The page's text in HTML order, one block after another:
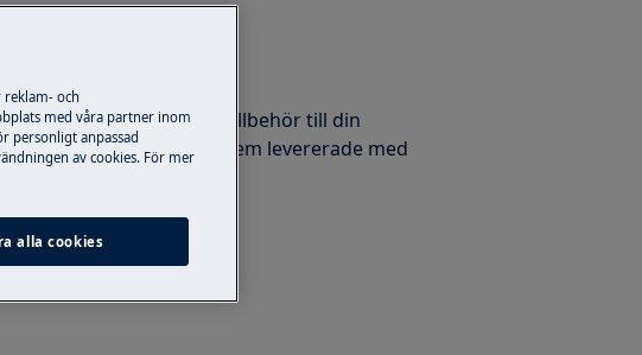
originalreservdelar och tillbehör till din
från Electrolux och få dem levererade med
reklam- och
med våra partner inom
personligt anpassad
av cookies. För mer
alla cookies